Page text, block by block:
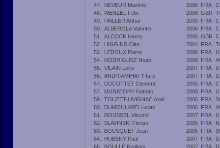
47.
NEVEUR Maxime 2006 FRA
48.
WENZEL Félix 2006 GER
49.
PAILLER Arthur 2005 FRA
50.
ALBEROLA Valentin 2006 FRA
51.
ALCOCK Henry 2006 GBR
52.
HIGGINS Cian 2004 FRA
52.
LEDOUX Pierre 2006 FRA
54.
RODRIGUEZ Noah 2008 FRA
55.
VILAIN Loris 2007 FRA
56.
ANDRIAMIHAFY Iaro 2007 FRA
57.
DUCOTTET Clement 2005 FRA
57.
MURATORY Nathan 2008 FRA
59.
TOUZET-LIVIGNAC Axel 2006 FRA
60.
DUMOULARD Lucas 2006 FRA
61.
ROUSSEL Vincent 2007 FRA
62.
SLAVINSKI Florian 2005 FRA
63.
BOUSQUET Jean 2005 FRA
64.
HUBENY Paul 2007 FRA
65.
BOULLÉ Kygliam 2007 FRA